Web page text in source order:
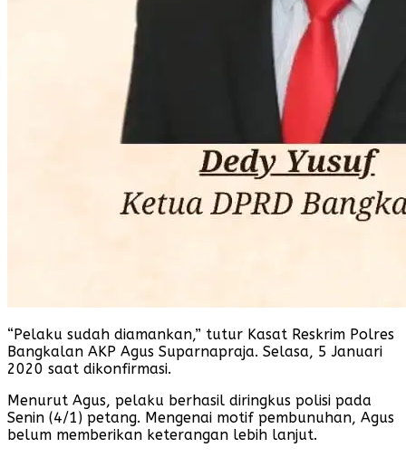
“Pelaku sudah diamankan,” tutur Kasat Reskrim Polres
Bangkalan AKP Agus Suparnapraja. Selasa, 5 Januari
2020 saat dikonfirmasi.
Menurut Agus, pelaku berhasil diringkus polisi pada
Senin (4/1) petang. Mengenai motif pembunuhan, Agus
belum memberikan keterangan lebih lanjut.